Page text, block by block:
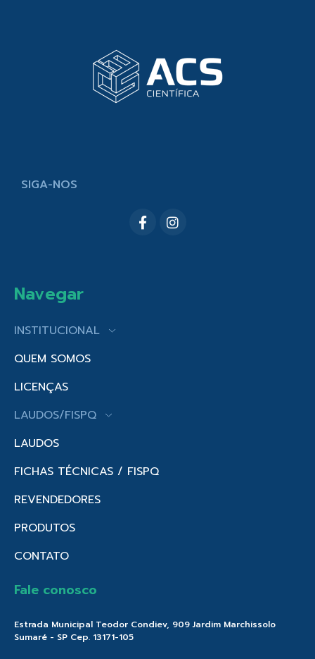
SIGA-NOS
Navegar
INSTITUCIONAL
QUEM SOMOS
LICENÇAS
LAUDOS/FISPQ
LAUDOS
FICHAS TÉCNICAS / FISPQ
REVENDEDORES
PRODUTOS
CONTATO
Fale conosco
Estrada Municipal Teodor Condiev, 909 Jardim Marchissolo
Sumaré - SP Cep. 13171-105